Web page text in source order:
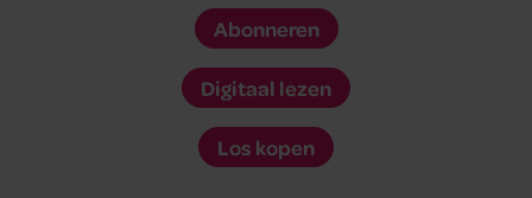
Abonneren
Digitaal lezen
Los kopen